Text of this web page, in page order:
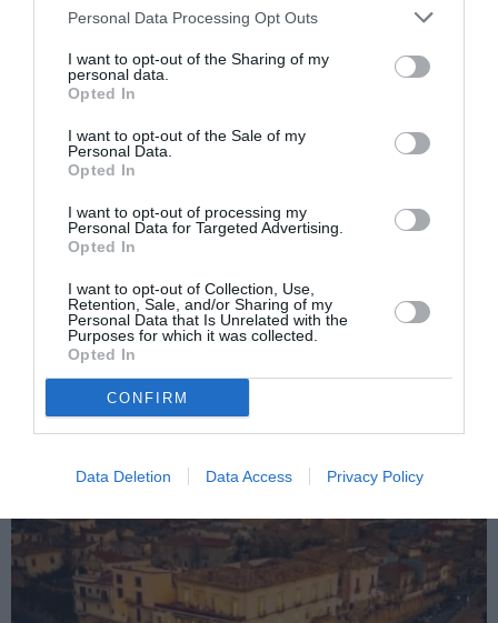
Personal Data Processing Opt Outs
I want to opt-out of the Sharing of my
personal data.
Opted In
I want to opt-out of the Sale of my
Personal Data.
Opted In
I want to opt-out of processing my
Personal Data for Targeted Advertising.
Opted In
I want to opt-out of Collection, Use,
Retention, Sale, and/or Sharing of my
Personal Data that Is Unrelated with the
Purposes for which it was collected.
Opted In
CONFIRM
Data Deletion Data Access Privacy Policy
identificarea de personal talentat, în timp ce
angajatorii norvegieni, cei irlandezi şi cei polonezi
înregistrează cele mai scăzute procente ale
Articolul anterior
Italienii care se căsătoresc cu o străină aleg
în 15,5% dintre cazuri o româncă
Următorul articol
Azi e 1 iunie, “Ziua Copilului”. Cum
sărbătorim?
AȚI PUTEA DORI DE